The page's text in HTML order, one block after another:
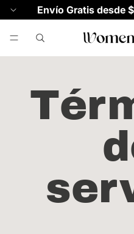
Envío Gratis desde